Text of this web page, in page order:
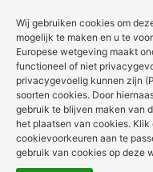
Wij gebruiken cookies om
mogelijk te maken en u te
Europese wetgeving maakt
functioneel of niet
privacygevoelig kunnen zijn
soorten cookies. Door
gebruik te blijven maken van
het plaatsen van cookies.
cookievoorkeuren aan te
gebruik van cookies op deze